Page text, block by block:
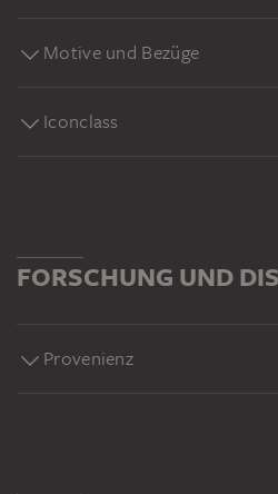
Motive und Bezüge
Iconclass
FORSCHUNG UND
Provenienz